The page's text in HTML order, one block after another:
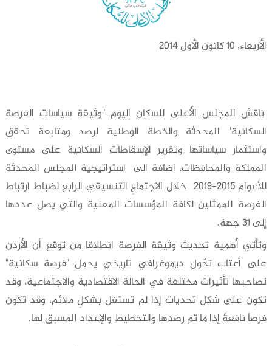
الأربعاء, 10 كانون الأول 2014
ناقش المجلس الأعلى للسكان اليوم "وثيقة سياسات الفرصة
السكانية" المحدثة والخطة الوطنية لرصد ومتابعة تحقق
واستثمار سياساتها وتقرير الإسقاطات السكانية على مستوى
المملكة والمحافظات، اضافة الى استراتيجية المجلس المحدثة
للأعوام 2015-2019 خلال الاجتماعٍ التنسيقي الرابع لضباط ارتباط
الفرصة الممثلين لكافة المؤسسات المعنية والتي يصل عددها
إلى 31 جهة.
وتأتي أهمية تحديث وثيقة الفرصة انطلاقا من توقع أن الأردن
على أعتاب تحّول ديموغرافي تاريخي يحمل "فرصة سكانية"
تصاحبها تأثيرات مختلفة في الحالة الاقتصادية والاجتماعية، وقد
تكون على شكل تحديات إذا لم تستغل بشكلٍ ملائم، وقد تكون
فرصاً نافعةً إذا ما تم رصدها والتخطيط والإعداد المسبق لها.